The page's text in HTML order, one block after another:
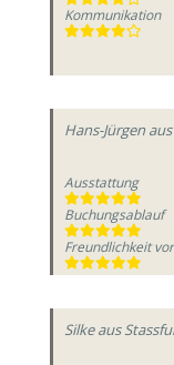
Kommunikation
Hans-Jürgen
Ausstattung
Buchungsablauf
Freundlichkeit
Silkeaus